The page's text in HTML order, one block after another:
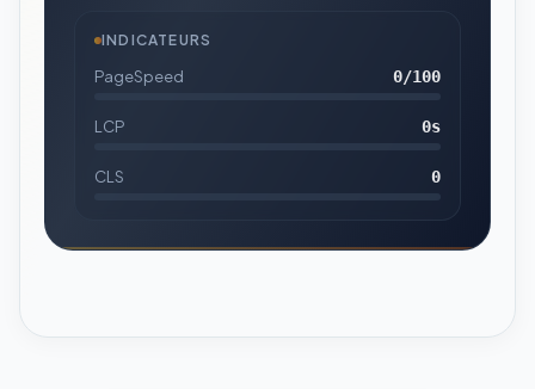
INDICATEURS
PageSpeed 0/100
LCP 0s
CLS 0